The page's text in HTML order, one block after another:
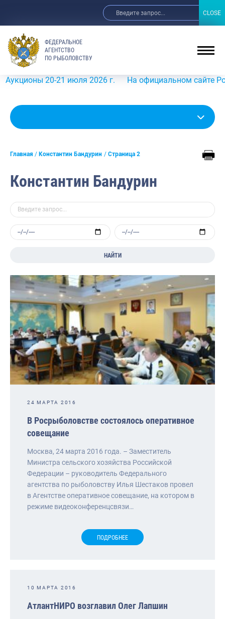
ФЕДЕРАЛЬНОЕ
АГЕНТСТВО
ПО РЫБОЛОВСТВУ
20-21 июля 2026 г. На официальном сайте
Главная Константин Бандурин Страница 2
Константин Бандурин
НАЙТИ
24 МАРТА 2016
В Росрыболовстве состоялось оперативное
совещание
Москва, 24 марта 2016 года. – Заместитель
Министра сельского хозяйства Российской
Федерации – руководитель Федерального
агентства по рыболовству Илья Шестаков провел
в Агентстве оперативное совещание, на котором в
режиме видеоконференцсвязи…
ПОДРОБНЕЕ
10 МАРТА 2016
АтлантНИРО возглавил Олег Лапшин
CLOSE
CLOSE